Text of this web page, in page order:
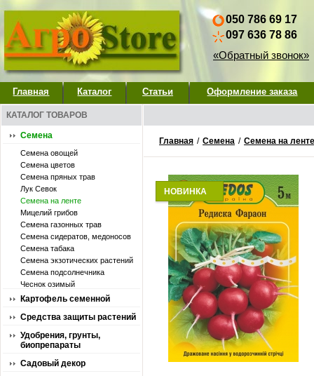
050 786 69 17
097 636 78 86
«Обратный звонок»
Главная Каталог Статьи Оформление заказа
КАТАЛОГ ТОВАРОВ
Семена
Семена овощей
Семена цветов
Семена пряных трав
Лук Севок
Семена на ленте
Мицелий грибов
Семена газонных трав
Семена сидератов, медоносов
Семена табака
Семена экзотических растений
Семена подсолнечника
Чеснок озимый
Картофель семенной
Средства защиты растений
Удобрения, грунты,
биопрепараты
Садовый декор
Главная / Семена / Семена на ленте
НОВИНКА